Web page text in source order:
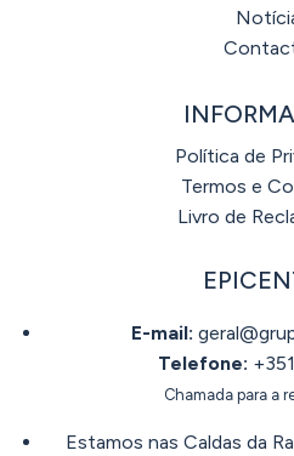
Política de
Termos e
Livro de
E-mail:
Telefone:
Chamada para a
Estamos nas Caldas da